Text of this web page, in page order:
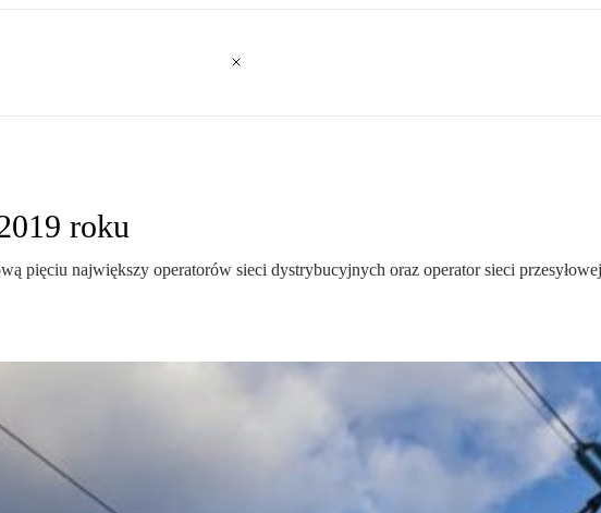
roku
pięciu największy operatorów sieci dystrybucyjnych oraz operator sieci